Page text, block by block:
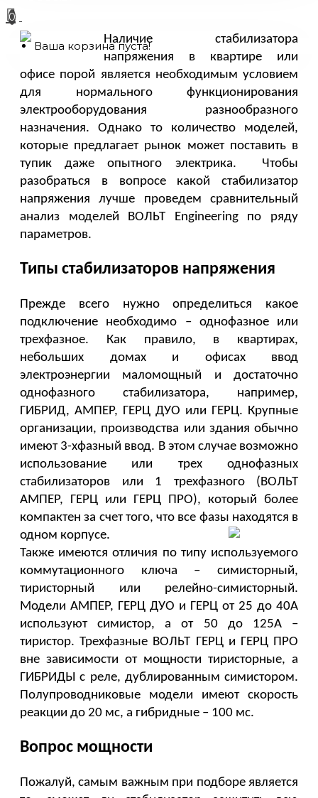
0
Ваша корзина пуста!Наличие стабилизатора
напряжения в квартире или
офисе порой является необходимым условием
для нормального функционирования
электрооборудования разнообразного
назначения. Однако то количество моделей,
которые предлагает рынок может поставить в
тупик даже опытного электрика.  Чтобы
разобраться в вопросе какой стабилизатор
напряжения лучше проведем сравнительный
анализ моделей ВОЛЬТ Engineering по ряду
параметров.
Типы стабилизаторов напряжения
Прежде всего нужно определиться какое
подключение необходимо – однофазное или
трехфазное. Как правило, в квартирах,
небольших домах и офисах ввод
электроэнергии маломощный и достаточно
однофазного стабилизатора, например,
ГИБРИД, АМПЕР, ГЕРЦ ДУО или ГЕРЦ. Крупные
организации, производства или здания обычно
имеют 3-хфазный ввод. В этом случае возможно
использование или трех однофазных
стабилизаторов или 1 трехфазного (ВОЛЬТ
АМПЕР, ГЕРЦ или ГЕРЦ ПРО), который более
компактен за счет того, что все фазы находятся в
одном корпусе.
Также имеются отличия по типу используемого
коммутационного ключа – симисторный,
тиристорный или релейно-симисторный.
Модели АМПЕР, ГЕРЦ ДУО и ГЕРЦ от 25 до 40А
используют симистор, а от 50 до 125А –
тиристор. Трехфазные ВОЛЬТ ГЕРЦ и ГЕРЦ ПРО
вне зависимости от мощности тиристорные, а
ГИБРИДЫ с реле, дублированным симистором.
Полупроводниковые модели имеют скорость
реакции до 20 мс, а гибридные – 100 мс.
Вопрос мощности
Пожалуй, самым важным при подборе является